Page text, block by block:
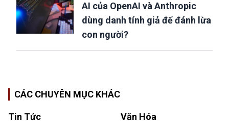
AI của OpenAI và Anthropic
dùng danh tính giả để đánh lừa
con người?
CÁC CHUYÊN MỤC KHÁC
Tin Tức Văn Hóa